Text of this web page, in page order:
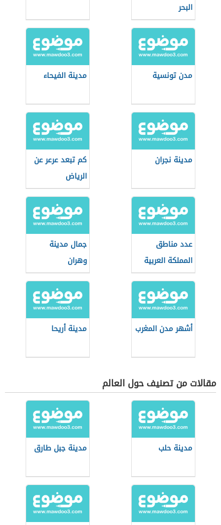
البحر
مدن تونسية مدينة الفيحاء
مدينة نجران
كم تبعد عرعر عن
الرياض
عدد مناطق
المملكة العربية
السعودية
جمال مدينة
وهران
أشهر مدن المغرب مدينة أريحا
مقالات من تصنيف حول العالم
مدينة حلب مدينة جبل طارق